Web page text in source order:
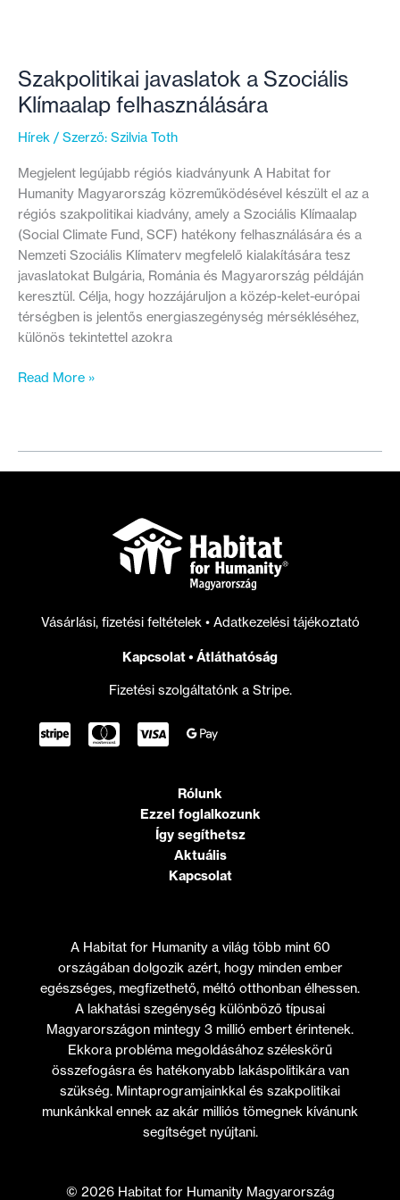
Szakpolitikai javaslatok a Szociális
Klímaalap felhasználására
Hírek / Szerző: Szilvia Toth
Megjelent legújabb régiós kiadványunk A Habitat for
Humanity Magyarország közreműködésével készült el az a
régiós szakpolitikai kiadvány, amely a Szociális Klímaalap
(Social Climate Fund, SCF) hatékony felhasználására és a
Nemzeti Szociális Klímaterv megfelelő kialakítására tesz
javaslatokat Bulgária, Románia és Magyarország példáján
keresztül. Célja, hogy hozzájáruljon a közép-kelet-európai
térségben is jelentős energiaszegénység mérsékléséhez,
különös tekintettel azokra
Szakpolitikai
Read More »
Vásárlási, fizetési feltételek • Adatkezelési tájékoztató
Kapcsolat• Átláthatóság
Fizetési szolgáltatónk a Stripe.
Rólunk
Ezzel foglalkozunk
Így segíthetsz
Aktuális
Kapcsolat
A Habitat for Humanity a világ több mint 60
országában dolgozik azért, hogy minden ember
egészséges, megfizethető, méltó otthonban élhessen.
A lakhatási szegénység különböző típusai
Magyarországon mintegy 3 millió embert érintenek.
Ekkora probléma megoldásához széleskörű
összefogásra és hatékonyabb lakáspolitikára van
szükség. Mintaprogramjainkkal és szakpolitikai
munkánkkal ennek az akár milliós tömegnek kívánunk
segítséget nyújtani.
© 2026 Habitat for Humanity Magyarország